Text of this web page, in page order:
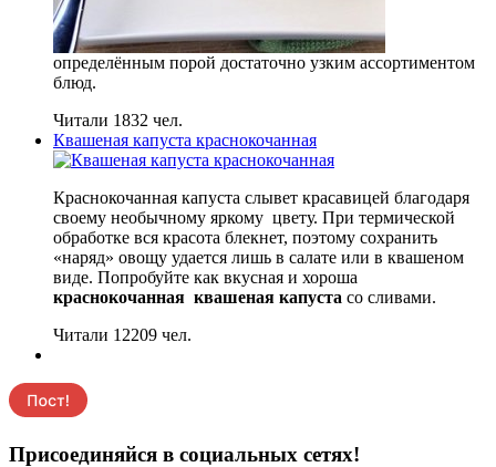
определённым порой достаточно узким ассортиментом
блюд.
Читали 1832 чел.
Квашеная капуста краснокочанная
Краснокочанная капуста слывет красавицей благодаря
своему необычному яркому цвету. При термической
обработке вся красота блекнет, поэтому сохранить
«наряд» овощу удается лишь в салате или в квашеном
виде. Попробуйте как вкусная и хороша
краснокочанная квашеная капуста со сливами.
Читали 12209 чел.
Присоединяйся в социальных сетях!